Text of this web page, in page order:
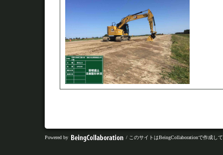
Powered by / このサイトはBeingCollaborationで作成し